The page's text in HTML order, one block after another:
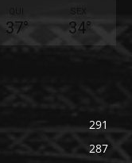
37° 34°
291
287